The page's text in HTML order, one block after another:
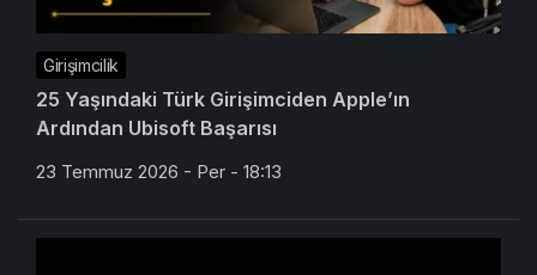
Girişimcilik
25 Yaşındaki Türk Girişimciden Apple’ın
Ardından Ubisoft Başarısı
23 Temmuz 2026 - Per - 18:13